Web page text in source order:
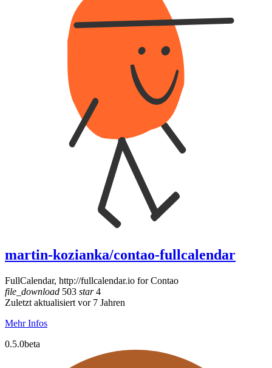
martin-kozianka/contao-fullcalendar
FullCalendar, http://fullcalendar.io for Contao
file_download 503 star4
Zuletzt aktualisiert vor 7 Jahren
Mehr Infos
0.5.0beta